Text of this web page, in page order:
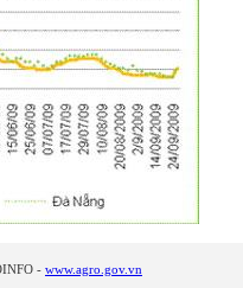
- www.agro.gov.vn